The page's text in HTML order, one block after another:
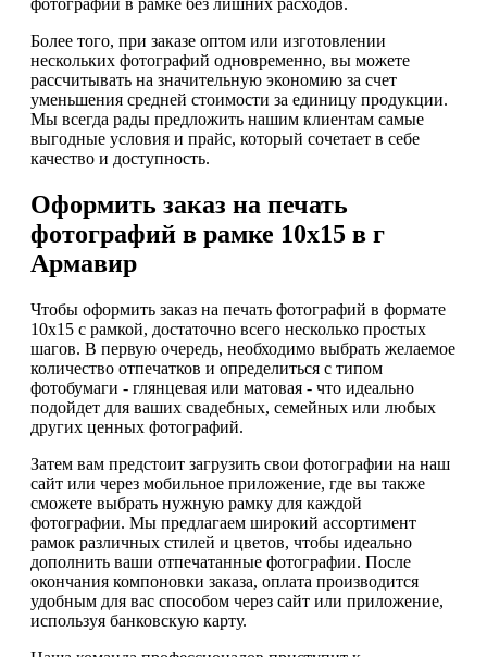
фотографии в рамке без лишних расходов.
Более того, при заказе оптом или изготовлении
нескольких фотографий одновременно, вы можете
рассчитывать на значительную экономию за счет
уменьшения средней стоимости за единицу продукции.
Мы всегда рады предложить нашим клиентам самые
выгодные условия и прайс, который сочетает в себе
качество и доступность.
Оформить заказ на печать
фотографий в рамке 10х15 в г
Армавир
Чтобы оформить заказ на печать фотографий в формате
10x15 с рамкой, достаточно всего несколько простых
шагов. В первую очередь, необходимо выбрать желаемое
количество отпечатков и определиться с типом
фотобумаги - глянцевая или матовая - что идеально
подойдет для ваших свадебных, семейных или любых
других ценных фотографий.
Затем вам предстоит загрузить свои фотографии на наш
сайт или через мобильное приложение, где вы также
сможете выбрать нужную рамку для каждой
фотографии. Мы предлагаем широкий ассортимент
рамок различных стилей и цветов, чтобы идеально
дополнить ваши отпечатанные фотографии. После
окончания компоновки заказа, оплата производится
удобным для вас способом через сайт или приложение,
используя банковскую карту.